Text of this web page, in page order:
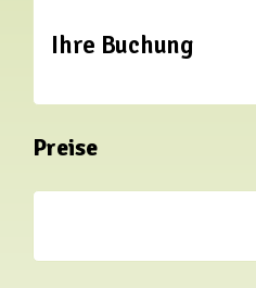
Ihre Buchung
Preise